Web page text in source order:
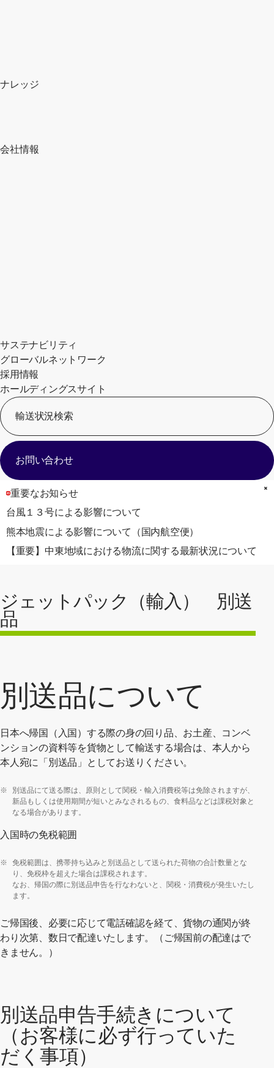
ナレッジ
会社情報
サステナビリティ
グローバルネットワーク
採用情報
ホールディングスサイト
輸送状況検索
[
お問い合わせ
重要なお知らせ
台風１３号による影響について
熊本地震による影響について（国内航空便）
【重要】中東地域における物流に関する最新状況について
ジェットパック（輸入） 別送
品
別送品について
日本へ帰国（入国）する際の身の回り品、お土産、コンベ
ンションの資料等を貨物として輸送する場合は、本人から
本人宛に「別送品」としてお送りください。
※
別送品にて送る際は、原則として関税・輸入消費税等は免除されますが、
新品もしくは使用期間が短いとみなされるもの、食料品などは課税対象と
なる場合があります。
入国時の免税範囲
※
免税範囲は、携帯持ち込みと別送品として送られた荷物の合計数量とな
り、免税枠を超えた場合は課税されます。
なお、帰国の際に別送品申告を行なわないと、関税・消費税が発生いたし
ます。
ご帰国後、必要に応じて電話確認を経て、貨物の通関が終
わり次第、数日で配達いたします。（ご帰国前の配達はで
きません。）
別送品申告手続きについて
（お客様に必ず行っていた
だく事項）